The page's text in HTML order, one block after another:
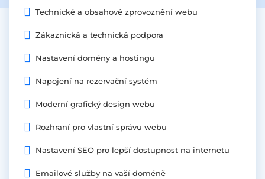
Technické a obsahové zprovoznění webu
Zákaznická a technická podpora
Nastavení domény a hostingu
Napojení na rezervační systém
Moderní grafický design webu
Rozhraní pro vlastní správu webu
Nastavení SEO pro lepší dostupnost na internetu
Emailové služby na vaší doméně